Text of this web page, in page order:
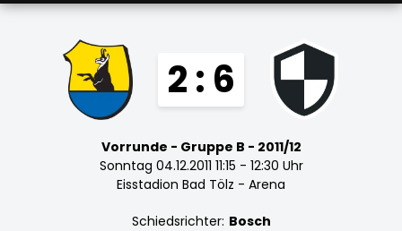
2 : 6
Vorrunde - Gruppe B - 2011/12
Sonntag 04.12.2011 11:15 - 12:30 Uhr
Eisstadion Bad Tölz - Arena
Schiedsrichter: Bosch